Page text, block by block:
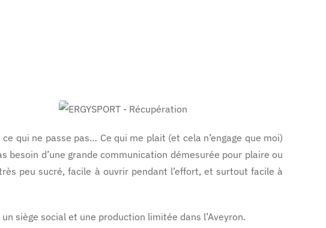
qui ne passe pas… Ce qui me plait (et cela n’engage que moi)
besoin d’une grande communication démesurée pour plaire ou
peu sucré, facile à ouvrir pendant l’effort, et surtout facile à
siège social et une production limitée dans l’Aveyron.